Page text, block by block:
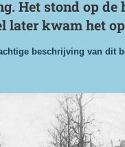
Het stond op
later kwam het
beschrijving van dit